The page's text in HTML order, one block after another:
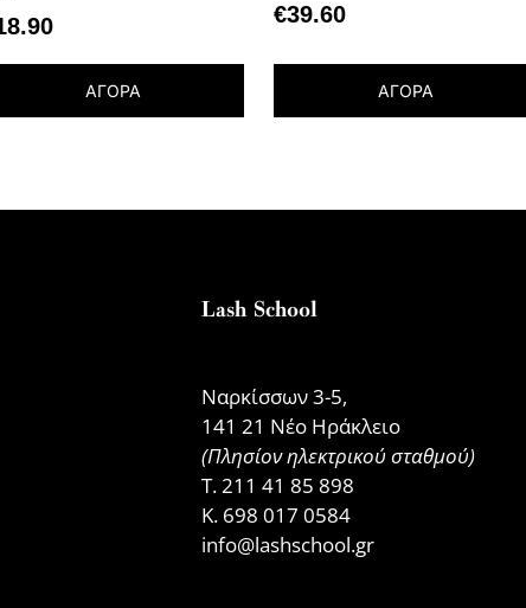
ΑΓΟΡΑ
€39.60
ΑΓΟΡΑ
Lash School
Ναρκίσσων 3-5,
141 21 Νέο Ηράκλειο
(Πλησίον ηλεκτρικού σταθμού)
Τ.211 41 85 898
Κ. 698 017 0584
info@lashschool.gr